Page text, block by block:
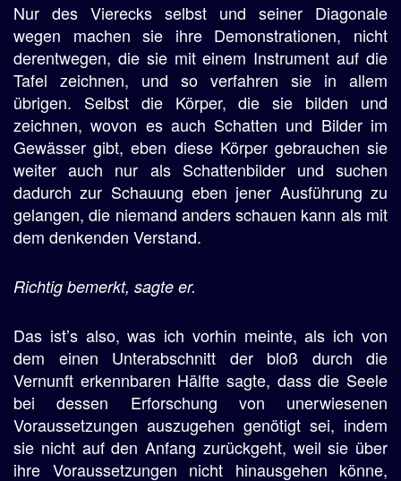
Nur des Vierecks selbst und seiner Diagonale
wegen machen sie ihre Demonstrationen, nicht
derentwegen, die sie mit einem Instrument auf die
Tafel zeichnen, und so verfahren sie in allem
übrigen. Selbst die Körper, die sie bilden und
zeichnen, wovon es auch Schatten und Bilder im
Gewässer gibt, eben diese Körper gebrauchen sie
weiter auch nur als Schattenbilder und suchen
dadurch zur Schauung eben jener Ausführung zu
gelangen, die niemand anders schauen kann als mit
dem denkenden Verstand.
Richtig bemerkt, sagte er.
Das ist’s also, was ich vorhin meinte, als ich von
dem einen Unterabschnitt der bloß durch die
Vernunft erkennbaren Hälfte sagte, dass die Seele
bei dessen Erforschung von unerwiesenen
Voraussetzungen auszugehen genötigt sei, indem
sie nicht auf den Anfang zurückgeht, weil sie über
ihre Voraussetzungen nicht hinausgehen könne,